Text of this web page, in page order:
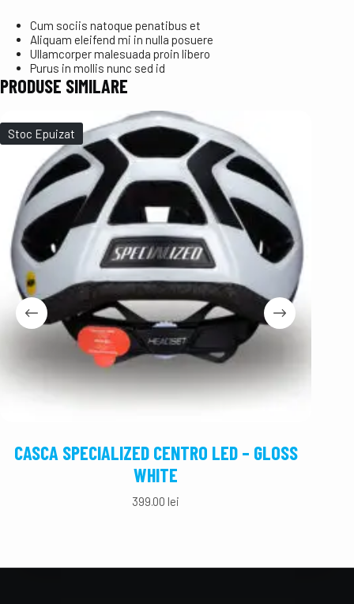
Cum sociis natoque penatibus et
Aliquam eleifend mi in nulla posuere
Ullamcorper malesuada proin libero
Purus in mollis nunc sed id
PRODUSE SIMILARE
Stoc Epuizat
CASCA SPECIALIZED CENTRO LED – GLOSS
WHITE
399.00 lei